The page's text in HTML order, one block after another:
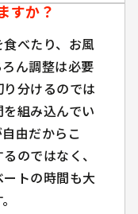
すか？
べたり、お風
ん調整は必要
分けるのでは
組み込んでい
由だからこ
るのではなく、
トの時間も大
すか？
べたり、お風
ん調整は必要
分けるのでは
組み込んでい
由だからこ
のではなく、
ートの時間も大